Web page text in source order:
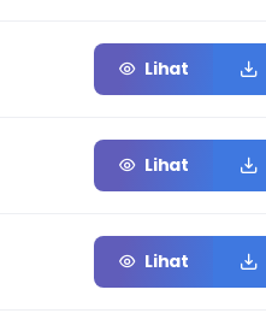
Lihat
Lihat
Lihat